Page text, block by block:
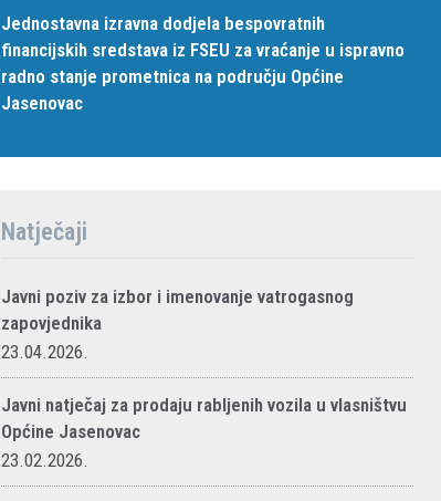
Jednostavna izravna dodjela bespovratnih
financijskih sredstava iz FSEU za vraćanje u ispravno
radno stanje prometnica na području Općine
Jasenovac
Natječaji
Javni poziv za izbor i imenovanje vatrogasnog
zapovjednika
23.04.2026.
Javni natječaj za prodaju rabljenih vozila u vlasništvu
Općine Jasenovac
23.02.2026.